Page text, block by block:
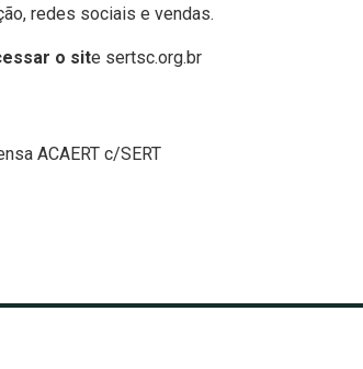
redes sociais e vendas.
o site sertsc.org.br
ACAERT c/SERT